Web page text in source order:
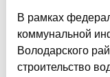
В рамках
коммунальной
Володарского
строительство